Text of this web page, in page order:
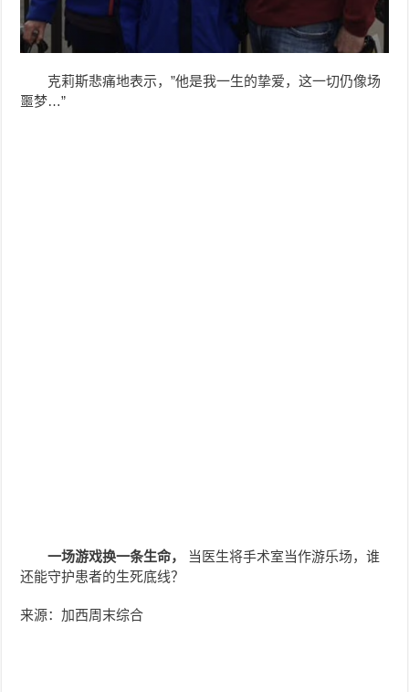
克莉斯悲痛地表示，”他是我一生的挚爱，这一切仍像场
噩梦…”
一场游戏换一条生命，
当医生将手术室当作游乐场，谁
还能守护患者的生死底线？
来源：加西周末综合